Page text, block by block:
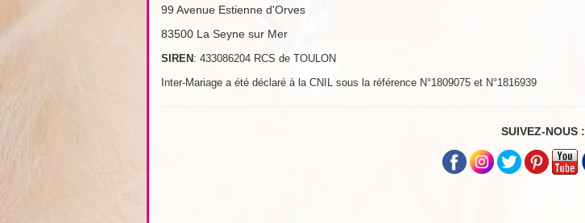
99 Avenue Estienne d'Orves
83500 La Seyne sur Mer
SIREN : 433086204 RCS de TOULON
Inter-Mariage a été déclaré à la CNIL sous la référence N°1809075 et N°1816939
SUIVEZ-NOUS :